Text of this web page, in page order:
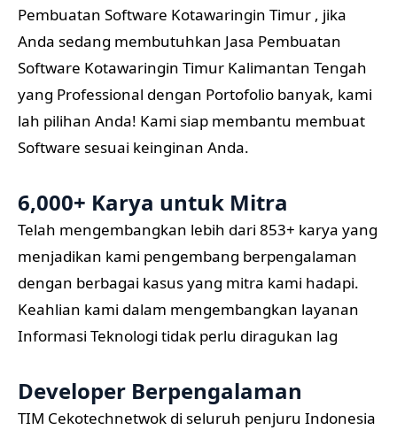
Pembuatan Software Kotawaringin Timur , jika
Anda sedang membutuhkan Jasa Pembuatan
Software Kotawaringin Timur Kalimantan Tengah
yang Professional dengan Portofolio banyak, kami
lah pilihan Anda! Kami siap membantu membuat
Software sesuai keinginan Anda.
6,000+ Karya untuk Mitra
Telah mengembangkan lebih dari 853+ karya yang
menjadikan kami pengembang berpengalaman
dengan berbagai kasus yang mitra kami hadapi.
Keahlian kami dalam mengembangkan layanan
Informasi Teknologi tidak perlu diragukan lag
Developer Berpengalaman
TIM Cekotechnetwok di seluruh penjuru Indonesia